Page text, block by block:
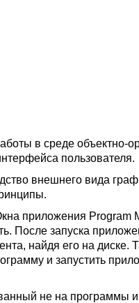
в среде объектно-
пользователя.
внешнего вида
приложения Program
После запуска
найдя его на диске.
и запустить
не на программы